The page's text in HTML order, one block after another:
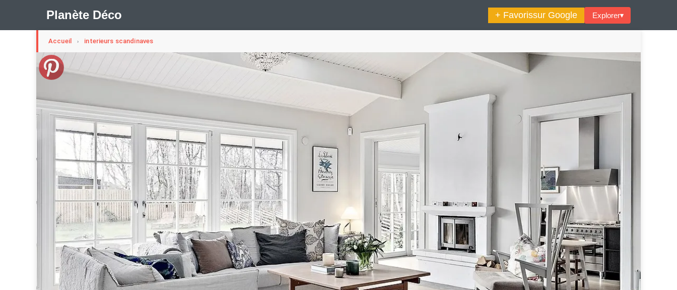
Planète Déco + Favorissur Google Explorer▾
🛍︎ Shop Planète Déco
Appartement Design Decoration Noël Idées Déco En 10 Photos
La Semaine Décoration Et Design
Maison En Ville
Méli-Mélo Suédois Interieurs Scandinaves La Décoration Selon Votre Signe Astrologique Les Trouvailles Déco Du Jour
Loft
Maison Appartement Écologique
Maison Container/container House Maison D'hôtes Maison Et Appartement Vintage Petite Surface
Question De Style
Renovation Revue De Week End Tiny House
Accueil › interieurs scandinaves